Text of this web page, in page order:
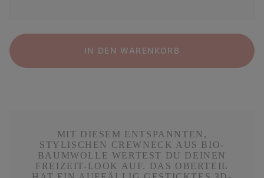
IN DEN WARENKORB
MIT DIESEM ENTSPANNTEN,
STYLISCHEN CREWNECK AUS BIO-
BAUMWOLLE WERTEST DU DEINEN
FREIZEIT-LOOK AUF. DAS OBERTEIL